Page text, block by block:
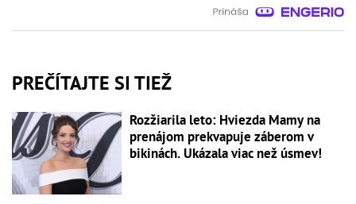
PREČÍTAJTE SI TIEŽ
Rozžiarila leto: Hviezda Mamy na
prenájom prekvapuje záberom v
bikinách. Ukázala viac než úsmev!